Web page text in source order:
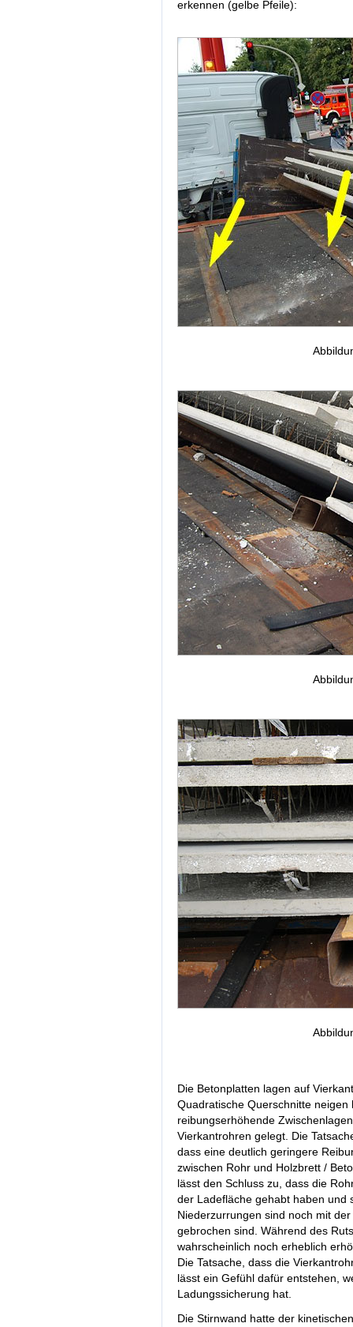
erkennen (gelbe Pfeile):
Die Betonplatten lagen auf
Quadratische Querschnitte
reibungserhöhende
Vierkantrohren gelegt. Die
dass eine deutlich geringere
zwischen Rohr und Holzbrett /
lässt den Schluss zu, dass die
der Ladefläche gehabt haben und
Niederzurrungen sind noch mit
gebrochen sind. Während des
wahrscheinlich noch erheblich
Die Tatsache, dass die
lässt ein Gefühl dafür entstehen,
Ladungssicherung hat.
Die Stirnwand hatte der